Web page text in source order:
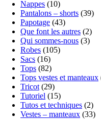
Nappes (10)
Pantalons – shorts (39)
Papotage (43)
Que font les autres (2)
Qui sommes-nous (3)
Robes (105)
Sacs (16)
Tops (82)
Tops vestes et manteaux
Tricot (29)
Tutoriel (15)
Tutos et techniques (2)
Vestes – manteaux (33)